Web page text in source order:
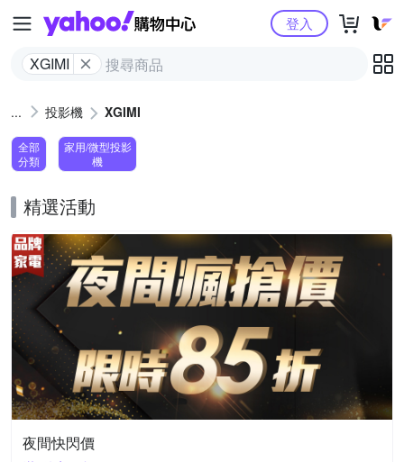
Yahoo購物中心
XGIMI
登入
投影機 XGIMI
全部
分類
家用/微型投影
機
精選活動
夜間快閃價